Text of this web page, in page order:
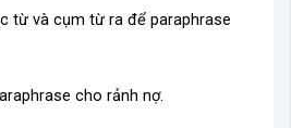
từ và cụm từ ra để paraphrase
cho rảnh nợ.